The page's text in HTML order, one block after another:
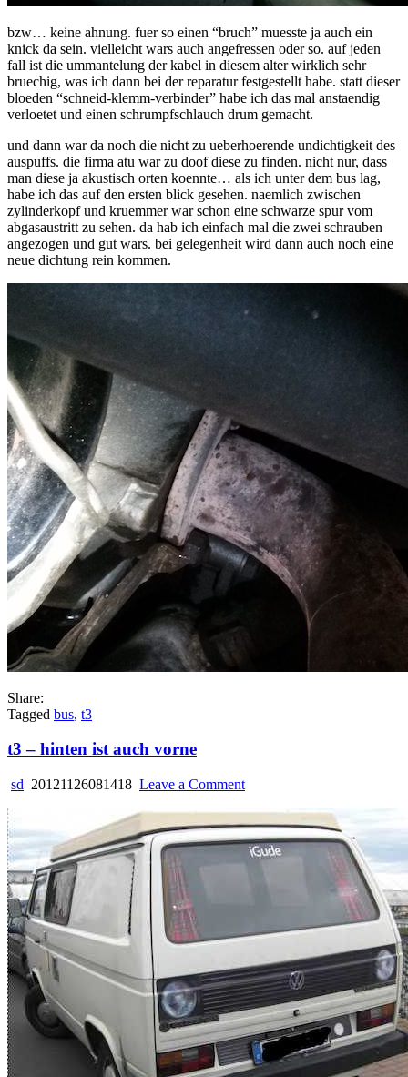
bzw… keine ahnung. fuer so einen “bruch” muesste ja auch ein
knick da sein. vielleicht wars auch angefressen oder so. auf jeden
fall ist die ummantelung der kabel in diesem alter wirklich sehr
bruechig, was ich dann bei der reparatur festgestellt habe. statt dieser
bloeden “schneid-klemm-verbinder” habe ich das mal anstaendig
verloetet und einen schrumpfschlauch drum gemacht.
und dann war da noch die nicht zu ueberhoerende undichtigkeit des
auspuffs. die firma atu war zu doof diese zu finden. nicht nur, dass
man diese ja akustisch orten koennte… als ich unter dem bus lag,
habe ich das auf den ersten blick gesehen. naemlich zwischen
zylinderkopf und kruemmer war schon eine schwarze spur vom
abgasaustritt zu sehen. da hab ich einfach mal die zwei schrauben
angezogen und gut wars. bei gelegenheit wird dann auch noch eine
neue dichtung rein kommen.
Share:
Tagged bus, t3
t3 – hinten ist auch vorne
sd 20121126081418 Leave a Commenton
–
hinten
ist
vorne